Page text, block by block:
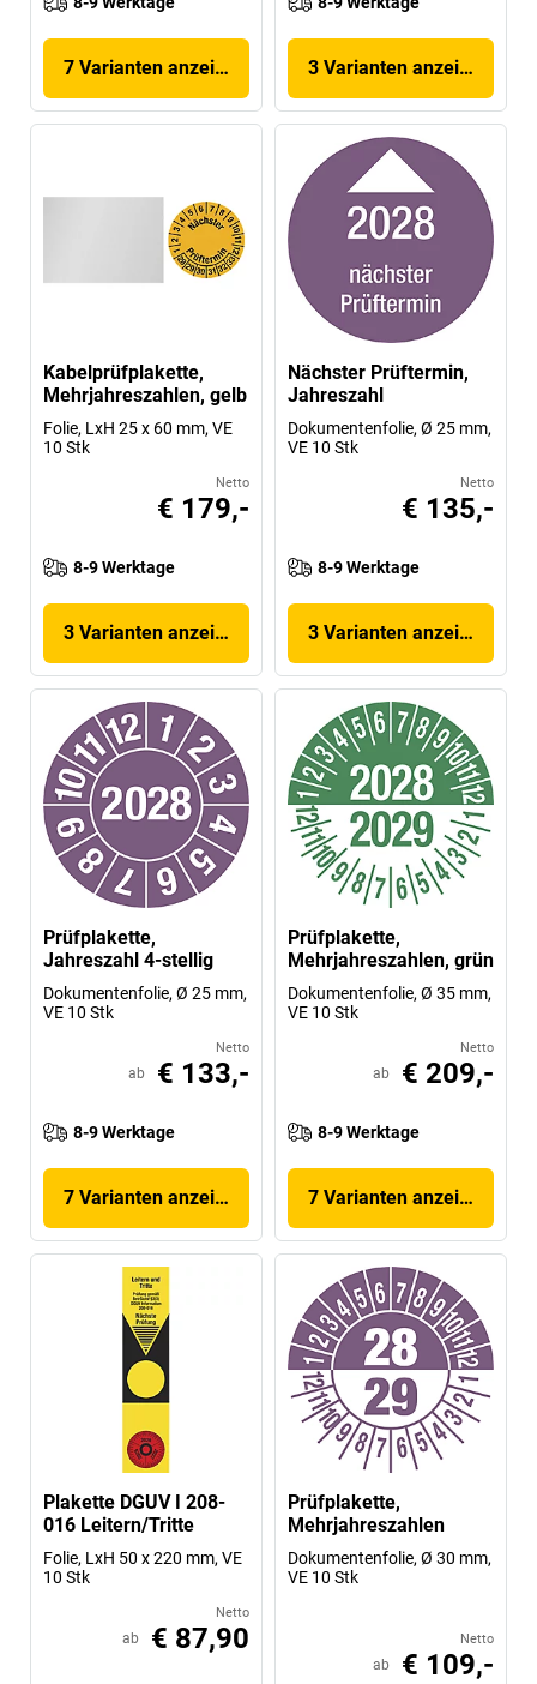
7 Varianten anzeigen 3 Varianten anzeigen
Kabelprüfplakette,
Mehrjahreszahlen, gelb
Folie, LxH 25 x 60 mm, VE
10 Stk
Netto
€ 179,-
8-9 Werktage
3 Varianten anzeigen
Nächster Prüftermin,
Jahreszahl
Dokumentenfolie, Ø 25 mm,
VE 10 Stk
Netto
€ 135,-
8-9 Werktage
3 Varianten anzeigen
Prüfplakette,
Jahreszahl 4-stellig
Dokumentenfolie, Ø 25 mm,
VE 10 Stk
Netto
ab € 133,-
8-9 Werktage
7 Varianten anzeigen
Prüfplakette,
Mehrjahreszahlen, grün
Dokumentenfolie, Ø 35 mm,
VE 10 Stk
Netto
ab € 209,-
8-9 Werktage
7 Varianten anzeigen
Plakette DGUV I 208-
016 Leitern/Tritte
Folie, LxH 50 x 220 mm, VE
10 Stk
Netto
ab € 87,90
Prüfplakette,
Mehrjahreszahlen
Dokumentenfolie, Ø 30 mm,
VE 10 Stk
Netto
ab € 109,-